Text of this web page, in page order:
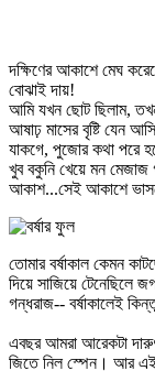
দক্ষিণের আকাশে মেঘ
বোঝাই দায়!
আমি যখন ছোট ছিলাম,
আষাঢ় মাসের বৃষ্টি যেন
যাকগে, পুজোর কথা পরে
খুব বকুনি খেয়ে মন মেজাজ
আকাশ...সেই আকাশে
তোমার বর্ষাকাল কেমন
দিয়ে সাজিয়ে টেনেছিলে
গন্ধরাজ-- বর্ষাকালেই
এবছর আমরা আরেকটা
জিতে নিল স্পেন। আর